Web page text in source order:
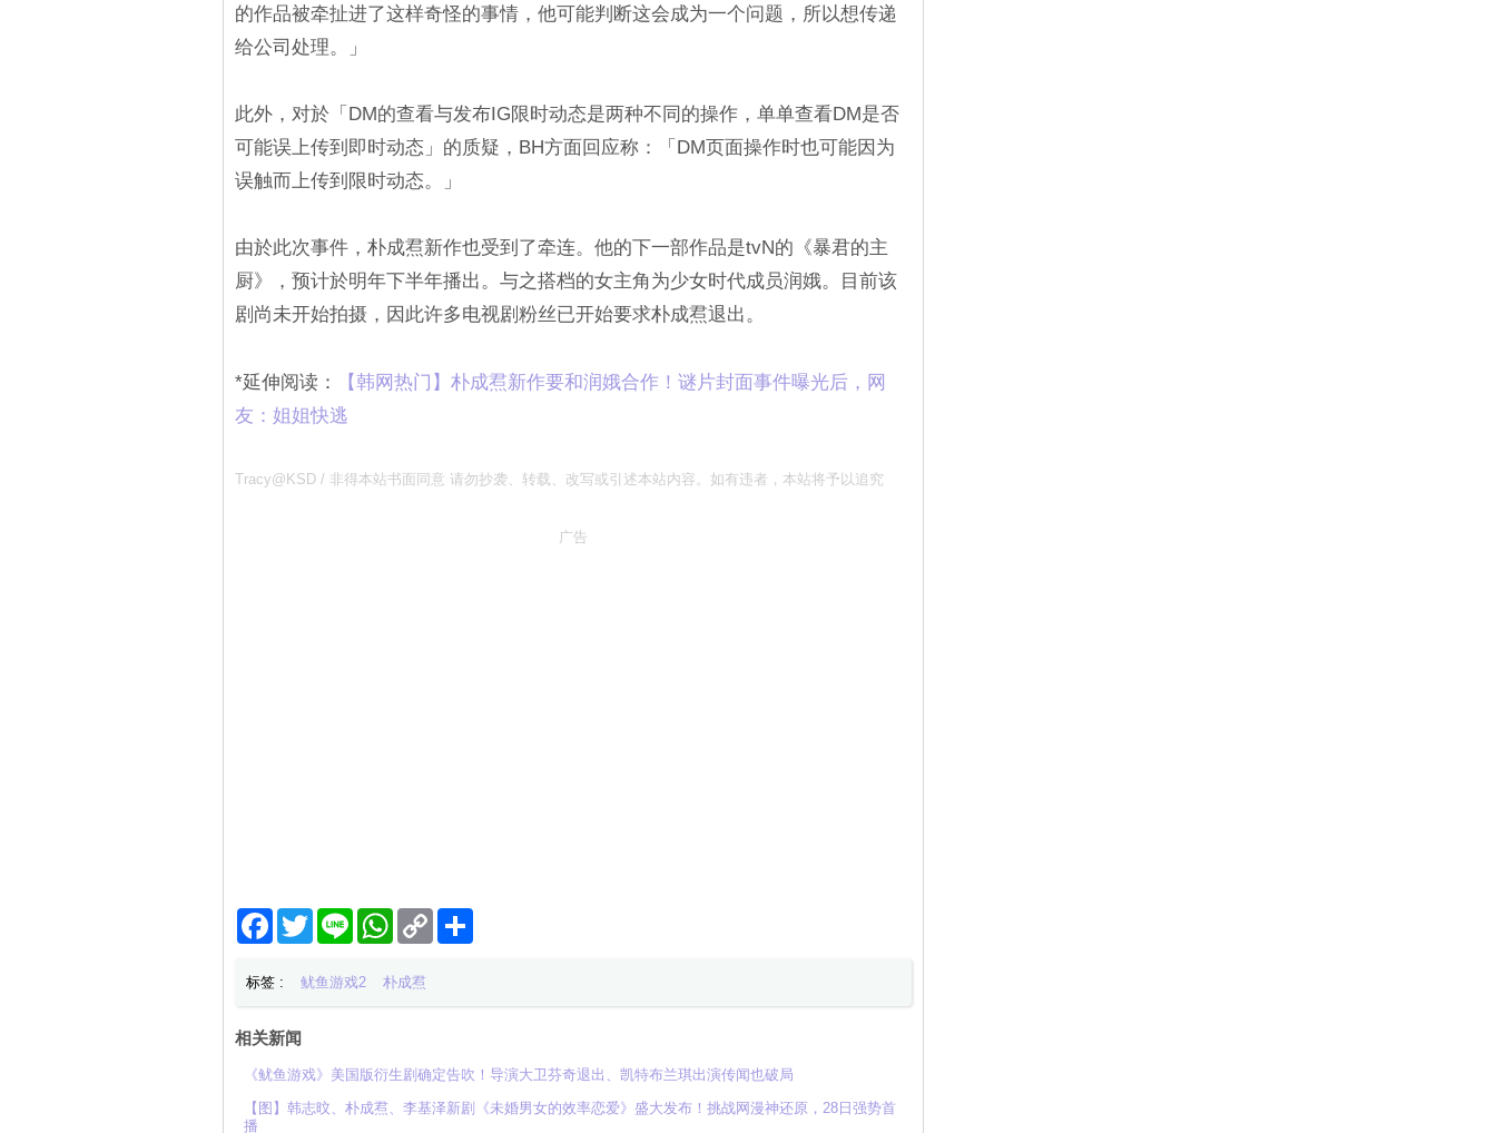
的作品被牵扯进了这样奇怪的事情，他可能判断这会成为一个问题，所以想传递
给公司处理。」
此外，对於「DM的查看与发布IG限时动态是两种不同的操作，单单查看DM是否
可能误上传到即时动态」的质疑，BH方面回应称：「DM页面操作时也可能因为
误触而上传到限时动态。」
由於此次事件，朴成焄新作也受到了牵连。他的下一部作品是tvN的《暴君的主
厨》，预计於明年下半年播出。与之搭档的女主角为少女时代成员润娥。目前该
剧尚未开始拍摄，因此许多电视剧粉丝已开始要求朴成焄退出。
*延伸阅读：
【韩网热门】朴成焄新作要和润娥合作！谜片封面事件曝光后，网
友：姐姐快逃
Tracy@KSD / 非得本站书面同意 请勿抄袭、转载、改写或引述本站内容。如有违者，本站将予以追究
广告
Facebook
TwitterLine WhatsApp
Copy
Link
分
标签 : 鱿鱼游戏2 朴成焄
相关新闻
《鱿鱼游戏》美国版衍生剧确定告吹！导演大卫芬奇退出、凯特布兰琪出演传闻也破局
【图】韩志旼、朴成焄、李基泽新剧《未婚男女的效率恋爱》盛大发布！挑战网漫神还原，28日强势首
播